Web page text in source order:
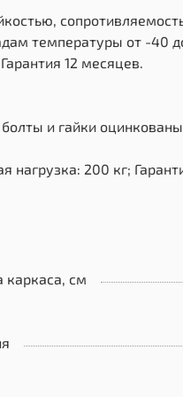
температуры от -40
12 месяцев.
и гайки
200 кг;
каркаса, см